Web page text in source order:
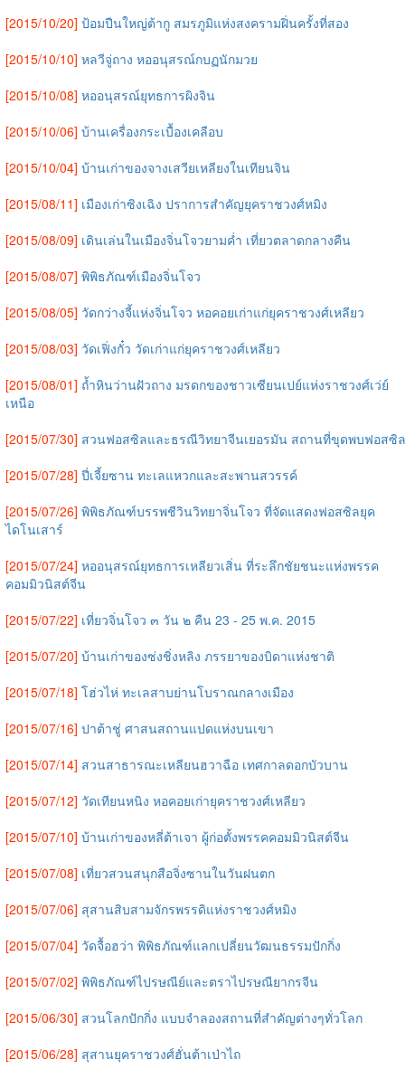
[2015/10/20] ป้อมปืนใหญ่ต้ากู สมรภูมิแห่งสงครามฝิ่นครั้งที่สอง
[2015/10/10] หลวีจู่ถาง หออนุสรณ์กบฏนักมวย
[2015/10/08] หออนุสรณ์ยุทธการผิงจิน
[2015/10/06] บ้านเครื่องกระเบื้องเคลือบ
[2015/10/04] บ้านเก่าของจางเสวียเหลียงในเทียนจิน
[2015/08/11] เมืองเก่าซิงเฉิง ปราการสำคัญยุคราชวงศ์หมิง
[2015/08/09] เดินเล่นในเมืองจิ่นโจวยามค่ำ เที่ยวตลาดกลางคืน
[2015/08/07] พิพิธภัณฑ์เมืองจิ่นโจว
[2015/08/05] วัดกว่างจี้แห่งจิ่นโจว หอคอยเก่าแก่ยุคราชวงศ์เหลียว
[2015/08/03] วัดเฟิ่งกั๋ว วัดเก่าแก่ยุคราชวงศ์เหลียว
[2015/08/01] ถ้ำหินว่านฝัวถาง มรดกของชาวเซียนเปย์แห่งราชวงศ์เว่ย์
เหนือ
[2015/07/30] สวนฟอสซิลและธรณีวิทยาจีนเยอรมัน สถานที่ขุดพบฟอสซิล
[2015/07/28] ปี่เจี้ยซาน ทะเลแหวกและสะพานสวรรค์
[2015/07/26] พิพิธภัณฑ์บรรพชีวินวิทยาจิ่นโจว ที่จัดแสดงฟอสซิลยุค
ไดโนเสาร์
[2015/07/24] หออนุสรณ์ยุทธการเหลียวเสิ่น ที่ระลึกชัยชนะแห่งพรรค
คอมมิวนิสต์จีน
[2015/07/22] เที่ยวจิ่นโจว ๓ วัน ๒ คืน 23 - 25 พ.ค. 2015
[2015/07/20] บ้านเก่าของซ่งชิ่งหลิง ภรรยาของบิดาแห่งชาติ
[2015/07/18] โฮ่วไห่ ทะเลสาบย่านโบราณกลางเมือง
[2015/07/16] ปาต้าชู่ ศาสนสถานแปดแห่งบนเขา
[2015/07/14] สวนสาธารณะเหลียนฮวาฉือ เทศกาลดอกบัวบาน
[2015/07/12] วัดเทียนหนิง หอคอยเก่ายุคราชวงศ์เหลียว
[2015/07/10] บ้านเก่าของหลี่ต้าเจา ผู้ก่อตั้งพรรคคอมมิวนิสต์จีน
[2015/07/08] เที่ยวสวนสนุกสือจิ่งซานในวันฝนตก
[2015/07/06] สุสานสิบสามจักรพรรดิแห่งราชวงศ์หมิง
[2015/07/04] วัดจื้อฮว่า พิพิธภัณฑ์แลกเปลี่ยนวัฒนธรรมปักกิ่ง
[2015/07/02] พิพิธภัณฑ์ไปรษณีย์และตราไปรษณียากรจีน
[2015/06/30] สวนโลกปักกิ่ง แบบจำลองสถานที่สำคัญต่างๆทั่วโลก
[2015/06/28] สุสานยุคราชวงศ์ฮั่นต้าเป่าไถ